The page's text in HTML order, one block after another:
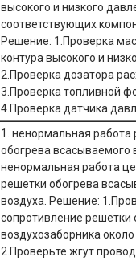
высокого и низкого
соответствующих
Решение: 1.Проверка
контура высокого и
2.Проверка дозатора
3.Проверка топливной
4.Проверка датчика
1. ненормальная работа
обогрева всасываемого
ненормальная работа
решетки обогрева
воздуха. Решение:
сопротивление решетки
воздухозаборника
2.Проверьте жгут